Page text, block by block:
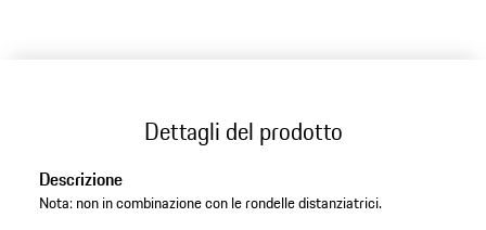
Dettagli del prodotto
Descrizione
Nota: non in combinazione con le rondelle distanziatrici.